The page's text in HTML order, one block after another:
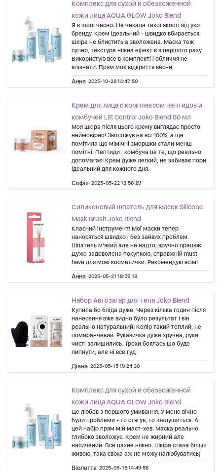
Комплекс для сухой и обезвоженной
кожи лица AQUA GLOW Joko Blend
Я в шоці чесно. Не чекала такої якості від укр
бренду. Крем ідеальний - швидко вбирається,
шкіра не блистить а зволожена. Маска теж
супер, текстура ніжна ефект є з першого разу.
Використую все в комплекті і обличчя не
впізнати. Прям моє відкриття весни
Анна 2025-10-28 14:47:50
Крем для лица с комплексом пептидов и
комбучей Lift Control Joko Blend 50 мл
Моя шкіра після цього крему виглядає просто
неймовірно! Зволожує на всі 100%, а ще
помітила що мімічні зморшки стали менш
помітні. Пептиди і комбуча це те, що реально
допомагає! Крем дуже легкий, не забиває пори,
ідеальний для кожного дня.
Софія 2025-05-22 18:58:29
Силиконовый шпатель для масок Silicone
Mask Brush Joko Blend
Класний інструмент! Мої маски тепер
наносяться швидко і без зайвих проблем.
Шпатель м’який але не надто, зручно працює.
Дуже задоволена покупкою, справжній must-
have для моєї косметички. Рекомендую всім!
Анна 2025-05-21 18:59:18
Набор Автозагар для тела Joko Blend
Купила бо бліда дуже. Через кілька годин після
нанесення вже видно було результат і він
реально натуральний! Колір такий теплий, не
помаранчевий. Рукавичка дуже зручна, руки
чисті залишились. Трохи боялась шо буде
липнути, але ні все гуд
Діана 2025-05-15 19:24:30
Комплекс для сухой и обезвоженной
кожи лица AQUA GLOW Joko Blend
Це любов з першого умивання. У мене вічно
були проблеми - то стягує, то шелушиться. А
цей набір прям мій маст-хев. Маска реально
глибоко зволожує. Крем не жирний але
насичений. Все пахне ніжно. Шкіра стала більш
живою, така свіжа аж не можу налюбуватись)
Віолетта 2025-05-15 14:49:58